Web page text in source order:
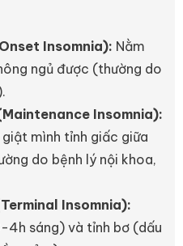
Insomnia): Nằm
ngủ được (thường do
Insomnia):
mình tỉnh giấc giữa
do bệnh lý nội khoa,
Insomnia):
4h sáng) và tỉnh bơ (dấu